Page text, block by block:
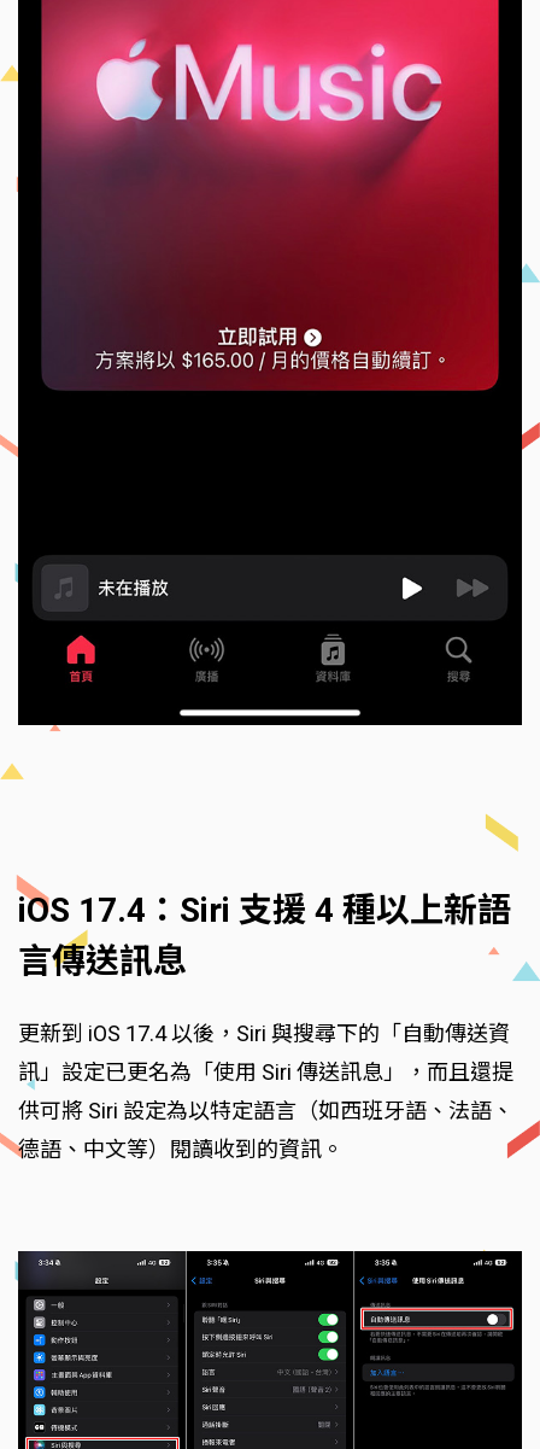
iOS 17.4：Siri 支援 4 種以上新語
言傳送訊息
更新到 iOS 17.4 以後，Siri 與搜尋下的「自動傳送資
訊」設定已更名為「使用 Siri 傳送訊息」，而且還提
供可將 Siri 設定為以特定語言（如西班牙語、法語、
德語、中文等）閱讀收到的資訊。